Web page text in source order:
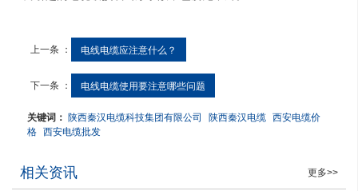
上一条 ： 电线电缆应注意什么？
下一条 ： 电线电缆使用要注意哪些问题
关键词：陕西秦汉电缆科技集团有限公司 陕西秦汉电缆 西安电缆价
格 西安电缆批发
相关资讯 更多>>